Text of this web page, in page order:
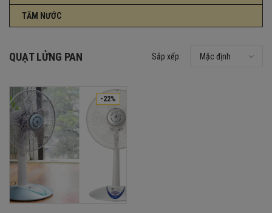
TĂM NƯỚC
QUẠT LỬNG PAN Sắp xếp: Mặc định
-22%